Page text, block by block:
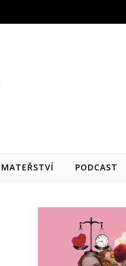
MATEŘSTVÍ PODCAST